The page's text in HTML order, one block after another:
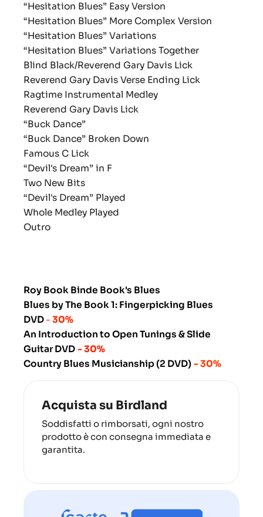
“Hesitation Blues” Easy Version
“Hesitation Blues” More Complex Version
“Hesitation Blues” Variations
“Hesitation Blues” Variations Together
Blind Black/Reverend Gary Davis Lick
Reverend Gary Davis Verse Ending Lick
Ragtime Instrumental Medley
Reverend Gary Davis Lick
“Buck Dance”
“Buck Dance” Broken Down
Famous C Lick
“Devil's Dream” in F
Two New Bits
“Devil's Dream” Played
Whole Medley Played
Outro
Roy Book Binde Book's Blues
Blues by The Book 1: Fingerpicking Blues
DVD - 30%
An Introduction to Open Tunings & Slide
Guitar DVD - 30%
Country Blues Musicianship (2 DVD) - 30%
Acquista su Birdland
Soddisfatti o rimborsati, ogni nostro
prodotto è con consegna immediata e
garantita.